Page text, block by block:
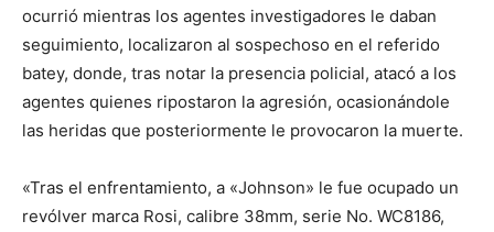
ocurrió mientras los agentes investigadores le daban
seguimiento, localizaron al sospechoso en el referido
batey, donde, tras notar la presencia policial, atacó a los
agentes quienes ripostaron la agresión, ocasionándole
las heridas que posteriormente le provocaron la muerte.
«Tras el enfrentamiento, a «Johnson» le fue ocupado un
revólver marca Rosi, calibre 38mm, serie No. WC8186,